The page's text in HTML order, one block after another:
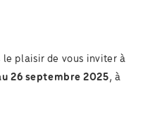
plaisir de vous inviter à
26 septembre 2025, à